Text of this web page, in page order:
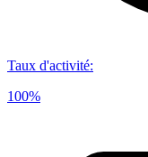
Taux d'activité:
100%